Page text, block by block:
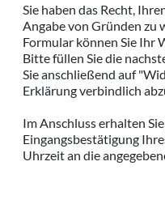
Sie haben das Recht,
Angabe von Gründen zu
Formular können Sie Ihr
Bitte füllen Sie die
Sie anschließend auf
Erklärung verbindlich
Im Anschluss erhalten
Eingangsbestätigung
Uhrzeit an die